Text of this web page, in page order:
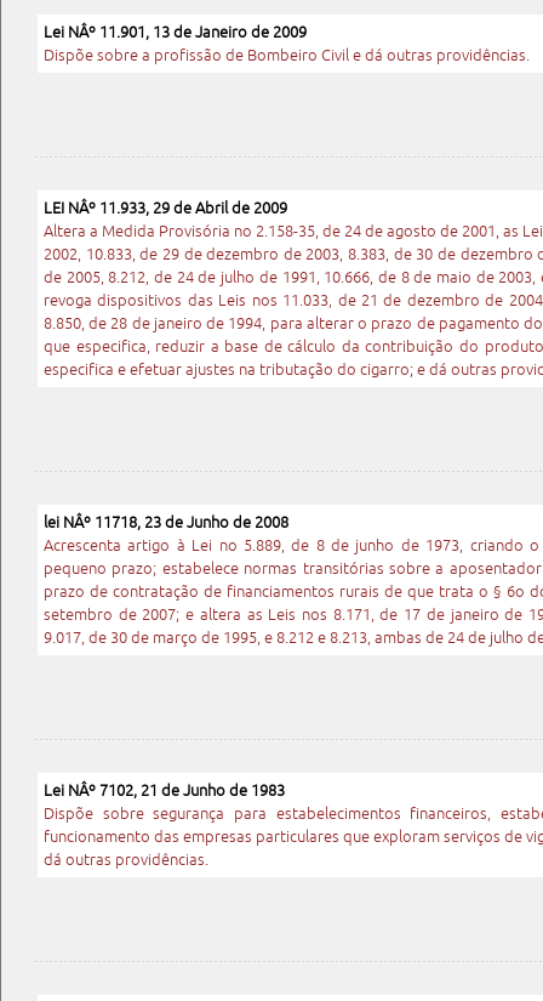
Lei NÂº 11.901, 13 de Janeiro de 2009
Dispõe sobre a profissão de Bombeiro Civil e dá outras providências.
LEI NÂº 11.933, 29 de Abril de 2009
Altera a Medida Provisória no 2.158-35, de 24 de agosto de 2001, as
2002, 10.833, de 29 de dezembro de 2003, 8.383, de 30 de dezembro
de 2005, 8.212, de 24 de julho de 1991, 10.666, de 8 de maio de
revoga dispositivos das Leis nos 11.033, de 21 de dezembro de
8.850, de 28 de janeiro de 1994, para alterar o prazo de pagamento
que especifica, reduzir a base de cálculo da contribuição do
especifica e efetuar ajustes na tributação do cigarro; e dá outras
lei NÂº 11718, 23 de Junho de 2008
Acrescenta artigo à Lei no 5.889, de 8 de junho de 1973, criando
pequeno prazo; estabelece normas transitórias sobre a
prazo de contratação de financiamentos rurais de que trata o § 6o
setembro de 2007; e altera as Leis nos 8.171, de 17 de janeiro de
9.017, de 30 de março de 1995, e 8.212 e 8.213, ambas de 24 de julho
Lei NÂº 7102, 21 de Junho de 1983
Dispõe sobre segurança para estabelecimentos financeiros,
funcionamento das empresas particulares que exploram serviços de
dá outras providências.